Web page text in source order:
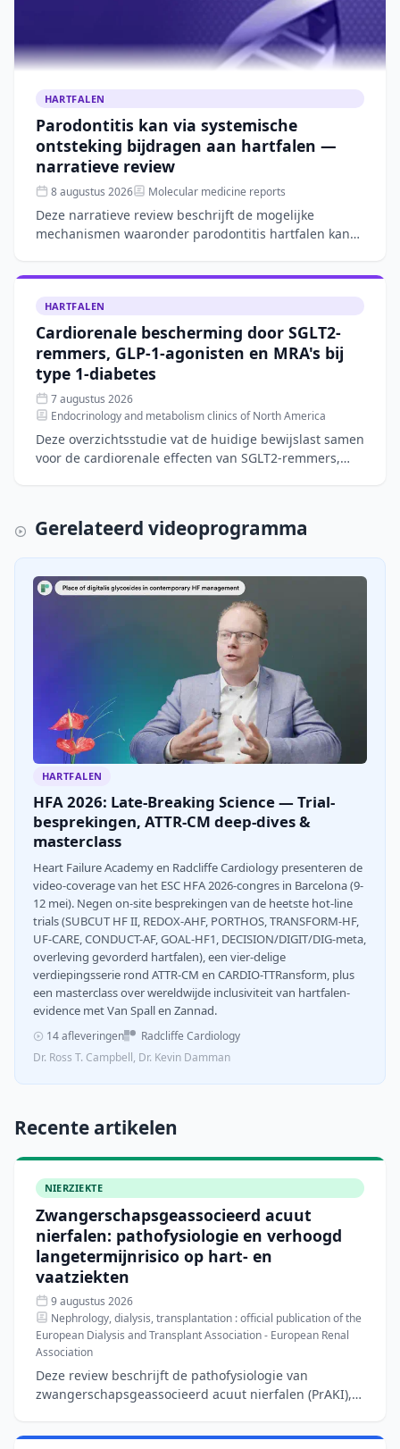
HARTFALEN
Parodontitis kan via systemische
ontsteking bijdragen aan hartfalen —
narratieve review
8 augustus 2026 Molecular medicine reports
Deze narratieve review beschrijft de mogelijke
mechanismen waaronder parodontitis hartfalen kan
verschuivin
HARTFALEN
Cardiorenale bescherming door SGLT2-
remmers, GLP-1-agonisten en MRA's bij
type 1-diabetes
7 augustus 2026
Endocrinology and metabolism clinics of North America
Deze overzichtsstudie vat de huidige bewijslast samen
voor de cardiorenale effecten van SGLT2-remmers,
Gerelateerd videoprogramma
HARTFALEN
HFA 2026: Late-Breaking Science — Trial-
besprekingen, ATTR-CM deep-dives &
masterclass
Heart Failure Academy en Radcliffe Cardiology presenteren de
video-coverage van het ESC HFA 2026-congres in Barcelona (9-
12 mei). Negen on-site besprekingen van de heetste hot-line
trials (SUBCUT HF II, REDOX-AHF, PORTHOS, TRANSFORM-HF,
UF-CARE, CONDUCT-AF, GOAL-HF1, DECISION/DIGIT/DIG-meta,
overleving gevorderd hartfalen), een vier-delige
verdiepingsserie rond ATTR-CM en CARDIO-TTRansform, plus
een masterclass over wereldwijde inclusiviteit van hartfalen-
evidence met Van Spall en Zannad.
14 afleveringen
Radcliffe Cardiology
Dr. Ross T. Campbell, Dr. Kevin Damman
Recente artikelen
NIERZIEKTE
Zwangerschapsgeassocieerd acuut
nierfalen: pathofysiologie en verhoogd
langetermijnrisico op hart- en
vaatziekten
9 augustus 2026
Nephrology, dialysis, transplantation : official publication of the
European Dialysis and Transplant Association - European Renal
Association
Deze review beschrijft de pathofysiologie van
zwangerschapsgeassocieerd acuut nierfalen (PrAKI),
10.000 zwanger